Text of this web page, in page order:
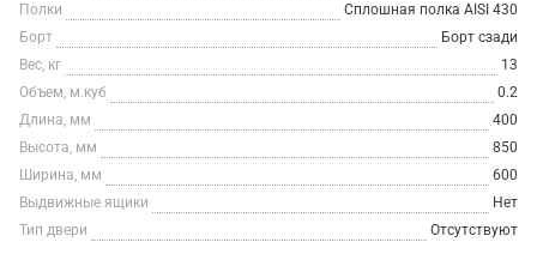
Полки
Сплошная полка AISI 430
Борт
Борт сзади
Вес, кг
13
Объем, м.куб
0.2
Длина, мм
400
Высота, мм
850
Ширина, мм
600
Выдвижные ящики
Нет
Тип двери
Отсутствуют